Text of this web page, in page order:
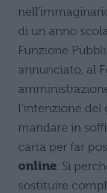
di un anno
Funzione
annunciato, al
l’intenzione
mandare in
carta per far
online. Si
sostituire